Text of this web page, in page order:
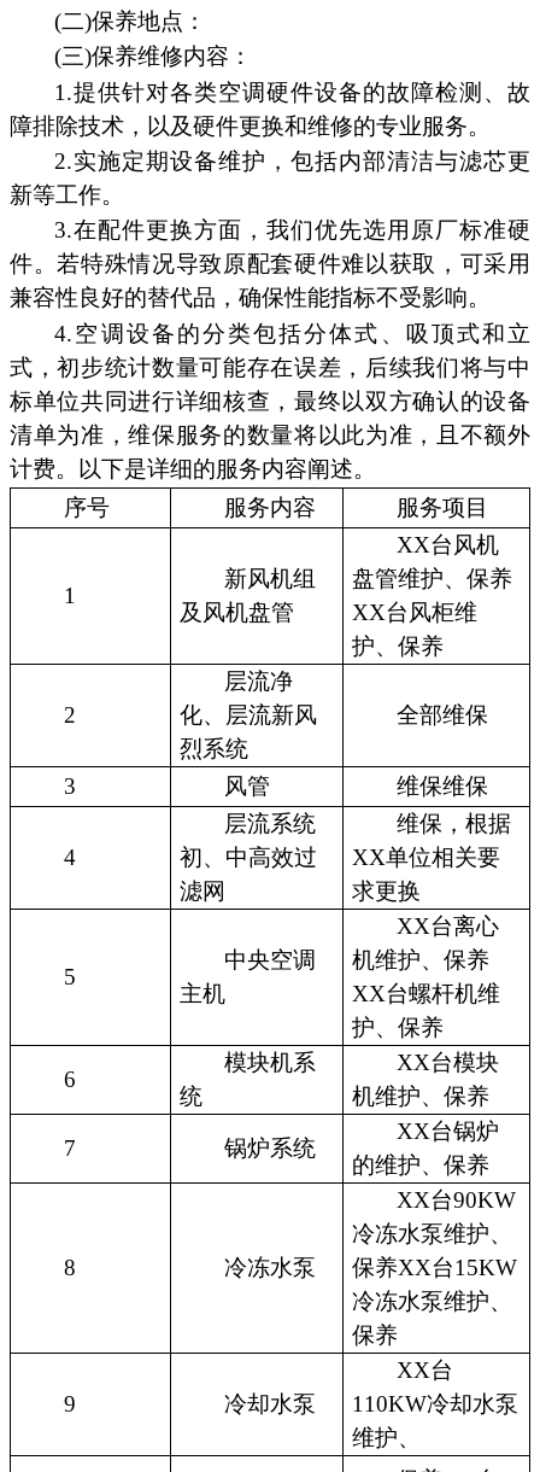
(二)保养地点：
(三)保养维修内容：
1.提供针对各类空调硬件设备的故障检测、故
障排除技术，以及硬件更换和维修的专业服务。
2.实施定期设备维护，包括内部清洁与滤芯更
新等工作。
3.在配件更换方面，我们优先选用原厂标准硬
件。若特殊情况导致原配套硬件难以获取，可采用
兼容性良好的替代品，确保性能指标不受影响。
4.空调设备的分类包括分体式、吸顶式和立
式，初步统计数量可能存在误差，后续我们将与中
标单位共同进行详细核查，最终以双方确认的设备
清单为准，维保服务的数量将以此为准，且不额外
计费。以下是详细的服务内容阐述。
序号
服务内容 服务项目
1
新风机组
及风机盘管
XX台风机
盘管维护、保养
XX台风柜维
护、保养
2
层流净
化、层流新风
烈系统
全部维保
3 风管 维保维保
4
层流系统
初、中高效过
滤网
维保，根据
XX单位相关要
求更换
5
中央空调
主机
XX台离心
机维护、保养
XX台螺杆机维
护、保养
6
模块机系
统
XX台模块
机维护、保养
7 锅炉系统
XX台锅炉
的维护、保养
8 冷冻水泵
XX台90KW
冷冻水泵维护、
保养XX台15KW
冷冻水泵维护、
保养
9 冷却水泵
XX台
110KW冷却水泵
维护、